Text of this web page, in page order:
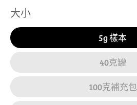
大小
5g 樣本
40克罐
100克補充包